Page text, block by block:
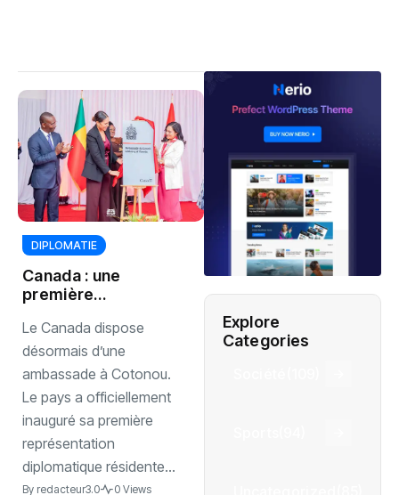
DIPLOMATIE
Canada : une
première
au Bénin
Le Canada dispose
désormais d’une
ambassade à Cotonou.
Le pays a officiellement
inauguré sa première
représentation
diplomatique résidente...
By redacteur3.0
0 Views
Explore
Categories